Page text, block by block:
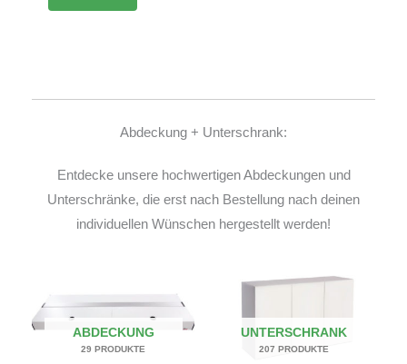
Abdeckung + Unterschrank:
Entdecke unsere hochwertigen Abdeckungen und
Unterschränke, die erst nach Bestellung nach deinen
individuellen Wünschen hergestellt werden!
ABDECKUNG
29 PRODUKTE
UNTERSCHRANK
207 PRODUKTE